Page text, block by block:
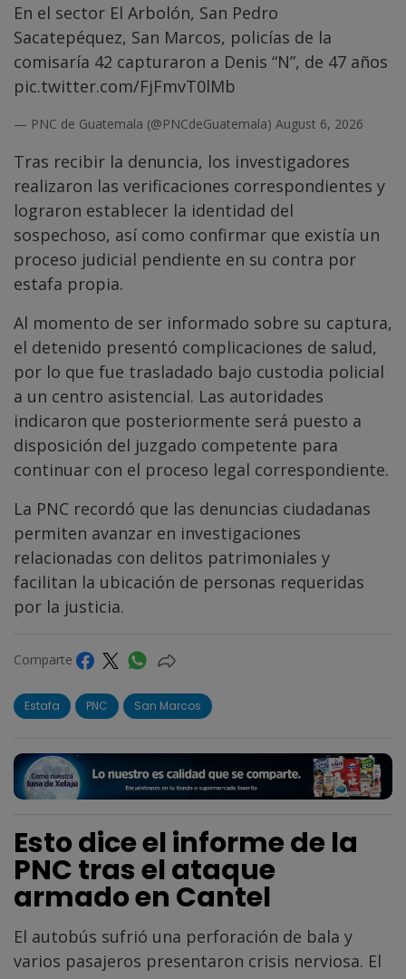
En el sector El Arbolón, San Pedro
Sacatepéquez, San Marcos, policías de la
comisaría 42 capturaron a Denis “N”, de 47 años
pic.twitter.com/FjFmvT0lMb
— PNC de Guatemala (@PNCdeGuatemala) August 6, 2026
Tras recibir la denuncia, los investigadores
realizaron las verificaciones correspondientes y
lograron establecer la identidad del
sospechoso, así como confirmar que existía un
proceso judicial pendiente en su contra por
estafa propia.
Al momento de ser informado sobre su captura,
el detenido presentó complicaciones de salud,
por lo que fue trasladado bajo custodia policial
a un centro asistencial. Las autoridades
indicaron que posteriormente será puesto a
disposición del juzgado competente para
continuar con el proceso legal correspondiente.
La PNC recordó que las denuncias ciudadanas
permiten avanzar en investigaciones
relacionadas con delitos patrimoniales y
facilitan la ubicación de personas requeridas
por la justicia.
Comparte
Estafa PNC San Marcos
Esto dice el informe de la
PNC tras el ataque
armado en Cantel
El autobús sufrió una perforación de bala y
varios pasajeros presentaron crisis nerviosa. El